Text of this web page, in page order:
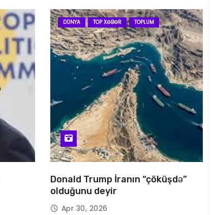
DÜNYA TOP XƏBƏR TOPLUM
Donald Trump İranın “çöküşdə”
olduğunu deyir
Apr 30, 2026